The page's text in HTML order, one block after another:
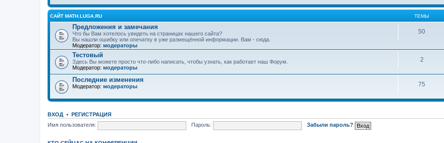
САЙТ MATH.LUGA.RU ТЕМЫ
Предложения и замечания
Что бы Вам хотелось увидеть на страницах нашего сайта?
Вы нашли ошибку или опечатку в уже размещённой информации. Вам - сюда.
Модератор: модераторы
50
Тестовый
Здесь Вы можете просто что-либо написать, чтобы узнать, как работает наш Форум.
Модератор: модераторы
2
Последние изменения
Модератор: модераторы 75
ВХОД • РЕГИСТРАЦИЯ
Имя пользователя:
Пароль: Забыли пароль?